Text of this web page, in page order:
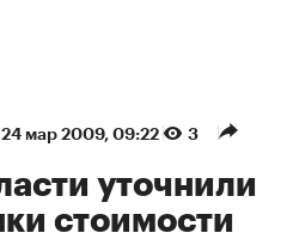
24 мар 2009, 09:22 3
уточнили
стоимости